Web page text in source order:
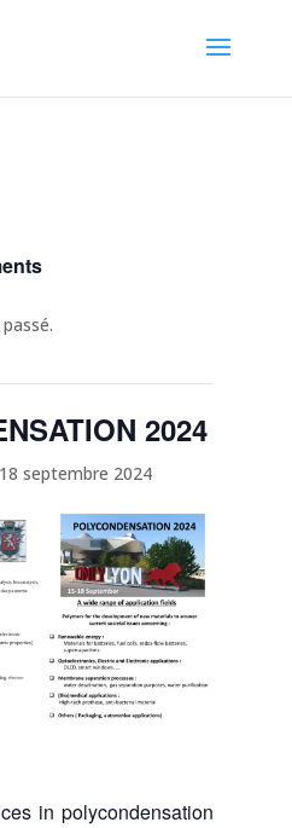
2024
18 septembre 2024
in polycondensation